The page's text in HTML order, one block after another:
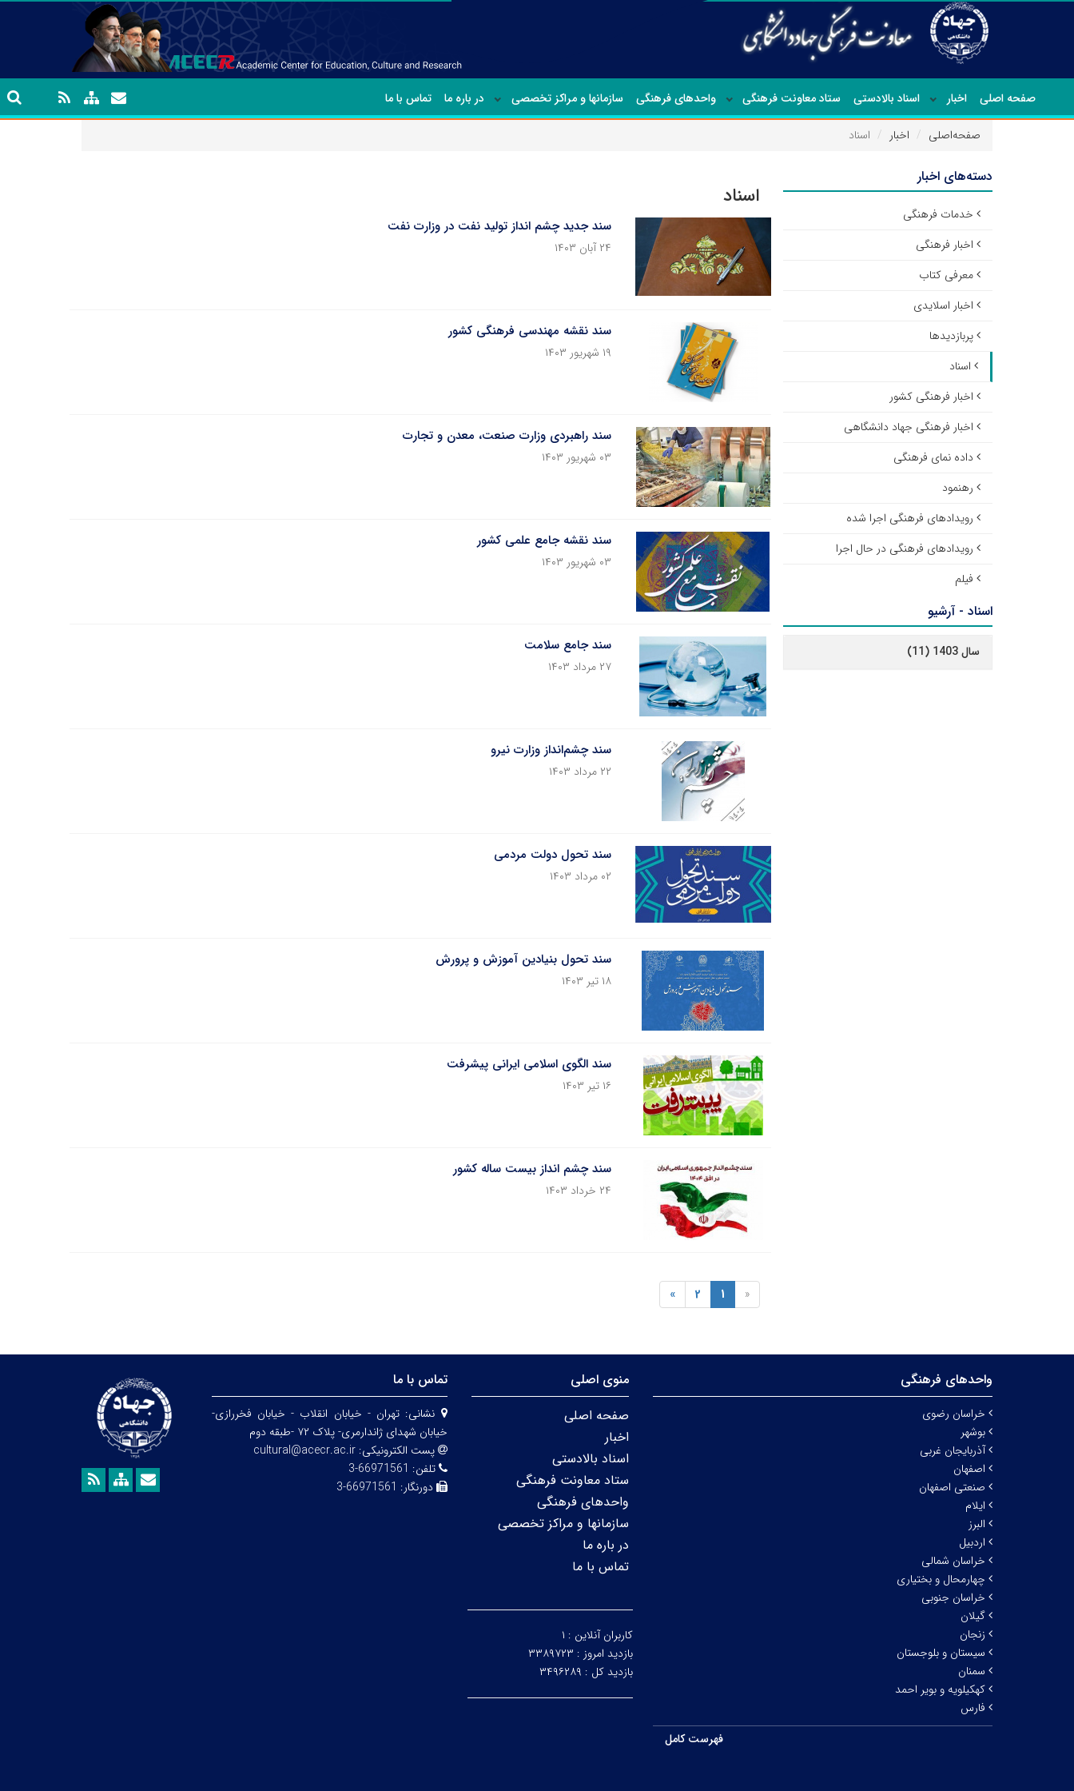
صفحه اصلی اخبار اسناد بالادستی ستاد معاونت فرهنگی واحدهای فرهنگی سازمانها و مراکز تخصصی در باره ما تماس با ما
صفحه‌اصلی اخبار اسناد
اسناد
سند جدید چشم انداز تولید نفت در وزارت نفت
۲۴ آبان ۱۴۰۳
سند نقشه مهندسی فرهنگی کشور
۱۹ شهریور ۱۴۰۳
سند راهبردی وزارت صنعت، معدن و تجارت
۰۳ شهریور ۱۴۰۳
سند نقشه جامع علمی کشور
۰۳ شهریور ۱۴۰۳
سند جامع سلامت
۲۷ مرداد ۱۴۰۳
سند چشم‌انداز وزارت نیرو
۲۲ مرداد ۱۴۰۳
سند تحول دولت مردمی
۰۲ مرداد ۱۴۰۳
سند تحول بنیادین آموزش و پرورش
۱۸ تیر ۱۴۰۳
سند الگوی اسلامی ایرانی پیشرفت
۱۶ تیر ۱۴۰۳
سند چشم انداز بیست ساله کشور
۲۴ خرداد ۱۴۰۳
«
1
2
»
دسته‌های اخبار
خدمات فرهنگی
اخبار فرهنگی
معرفی کتاب
اخبار اسلایدی
پربازدیدها
اسناد
اخبار فرهنگی کشور
اخبار فرهنگی جهاد دانشگاهی
داده نمای فرهنگی
رهنمود
رویدادهای فرهنگی اجرا شده
رویدادهای فرهنگی در حال اجرا
فیلم
اسناد - آرشیو
سال 1403 (11)
واحدهای فرهنگی
خراسان رضوی
بوشهر
آذربایجان غربی
اصفهان
صنعتی اصفهان
ایلام
البرز
اردبیل
خراسان شمالی
چهارمحال و بختیاری
خراسان جنوبی
گیلان
زنجان
سیستان و بلوجستان
سمنان
کهکیلویه و بویر احمد
فارس
فهرست کامل
منوی اصلی
صفحه اصلی
اخبار
اسناد بالادستی
ستاد معاونت فرهنگی
واحدهای فرهنگی
سازمانها و مراکز تخصصی
در باره ما
تماس با ما
کاربران آنلاین : ۱
بازدید امروز : ۳۳۸۹۷۲۳
بازدید کل : ۳۴۹۶۲۸۹
تماس با ما
نشانی: تهران - خیابان انقلاب - خیابان فخررازی-
خیابان شهدای ژاندارمری- پلاک ۷۲ -طبقه دوم
پست الکترونیکی:cultural@acecr.ac.ir
تلفن: 66971561-3
دورنگار: 66971561-3